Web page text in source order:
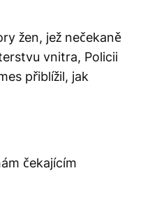
žen, jež nečekaně
vnitra, Policii
přiblížil, jak
čekajícím